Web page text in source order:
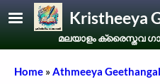
Skip to main content
Kristheeya
മലയാളം ക്രൈസ്തവ
Breadcrumb
Home Athmeeya Geethangal